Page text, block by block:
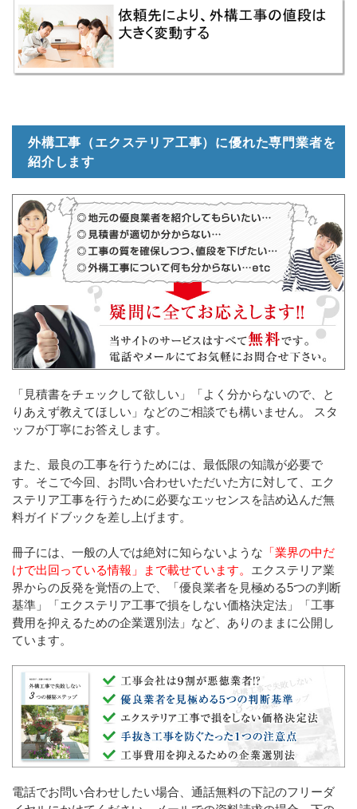
外構工事（エクステリア工事）に優れた専門業者を
紹介します
「見積書をチェックして欲しい」「よく分からないので、と
りあえず教えてほしい」などのご相談でも構いません。 スタ
ッフが丁寧にお答えします。
また、最良の工事を行うためには、最低限の知識が必要で
す。そこで今回、お問い合わせいただいた方に対して、エク
ステリア工事を行うために必要なエッセンスを詰め込んだ無
料ガイドブックを差し上げます。
冊子には、一般の人では絶対に知らないような 「業界の中だ
けで出回っている情報」まで載せています。 エクステリア業
界からの反発を覚悟の上で、「優良業者を見極める5つの判断
基準」「エクステリア工事で損をしない価格決定法」「工事
費用を抑えるための企業選別法」など、ありのままに公開し
ています。
電話でお問い合わせしたい場合、通話無料の下記のフリーダ